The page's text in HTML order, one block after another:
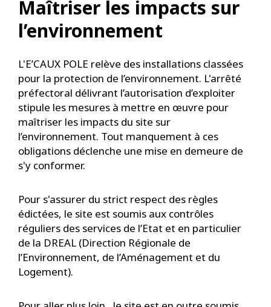
Maîtriser les impacts sur
l’environnement
L'E’CAUX POLE relève des installations classées
pour la protection de l’environnement. L'arrêté
préfectoral délivrant l’autorisation d’exploiter
stipule les mesures à mettre en œuvre pour
maîtriser les impacts du site sur
l’environnement. Tout manquement à ces
obligations déclenche une mise en demeure de
s'y conformer.
Pour s'assurer du strict respect des règles
édictées, le site est soumis aux contrôles
réguliers des services de l’Etat et en particulier
de la DREAL (Direction Régionale de
l’Environnement, de l’Aménagement et du
Logement).